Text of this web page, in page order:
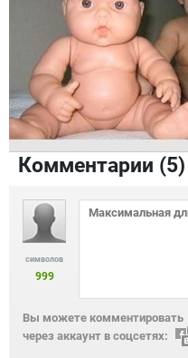
Комментарии (5)
символов
999
Вы можете комментировать
через аккаунт в соцсетях: